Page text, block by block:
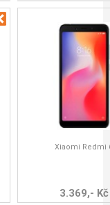
Xiaomi Redmi
3.369,- Kč